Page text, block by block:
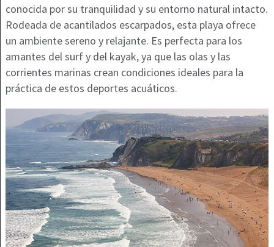
conocida por su tranquilidad y su entorno natural intacto.
Rodeada de acantilados escarpados, esta playa ofrece
un ambiente sereno y relajante. Es perfecta para los
amantes del surf y del kayak, ya que las olas y las
corrientes marinas crean condiciones ideales para la
práctica de estos deportes acuáticos.